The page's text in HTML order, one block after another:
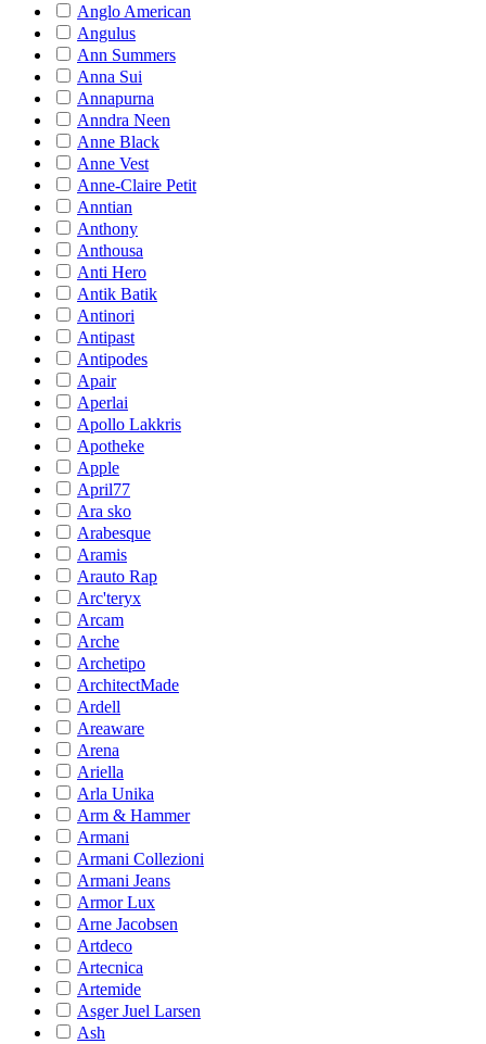
Anglo American
Angulus
Ann Summers
Anna Sui
Annapurna
Anndra Neen
Anne Black
Anne Vest
Anne-Claire Petit
Anntian
Anthony
Anthousa
Anti Hero
Antik Batik
Antinori
Antipast
Antipodes
Apair
Aperlai
Apollo Lakkris
Apotheke
Apple
April77
Ara sko
Arabesque
Aramis
Arauto Rap
Arc'teryx
Arcam
Arche
Archetipo
ArchitectMade
Ardell
Areaware
Arena
Ariella
Arla Unika
Arm & Hammer
Armani
Armani Collezioni
Armani Jeans
Armor Lux
Arne Jacobsen
Artdeco
Artecnica
Artemide
Asger Juel Larsen
Ash